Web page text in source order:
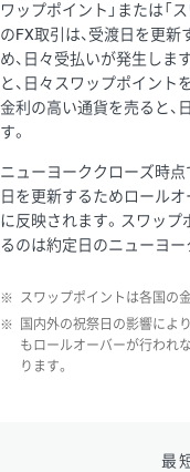
ワップポイント」または「
のFX取引は、受渡日を更
め、日々受払いが発生しま
と、日々スワップポイント
金利の高い通貨を売ると、
す。
ニューヨーククローズ時
日を更新するためロールオ
に反映されます。スワップ
るのは約定日のニューヨー
※ スワップポイントは各国の
※
国内外の祝祭日の影響によ
もロールオーバーが行われ
ります。
最